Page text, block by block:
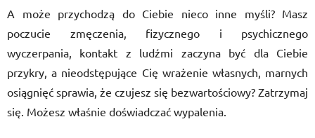
A może przychodzą do Ciebie nieco inne myśli? Masz
poczucie zmęczenia, fizycznego i psychicznego
wyczerpania, kontakt z ludźmi zaczyna być dla Ciebie
przykry, a nieodstępujące Cię wrażenie własnych, marnych
osiągnięć sprawia, że czujesz się bezwartościowy? Zatrzymaj
się. Możesz właśnie doświadczać wypalenia.